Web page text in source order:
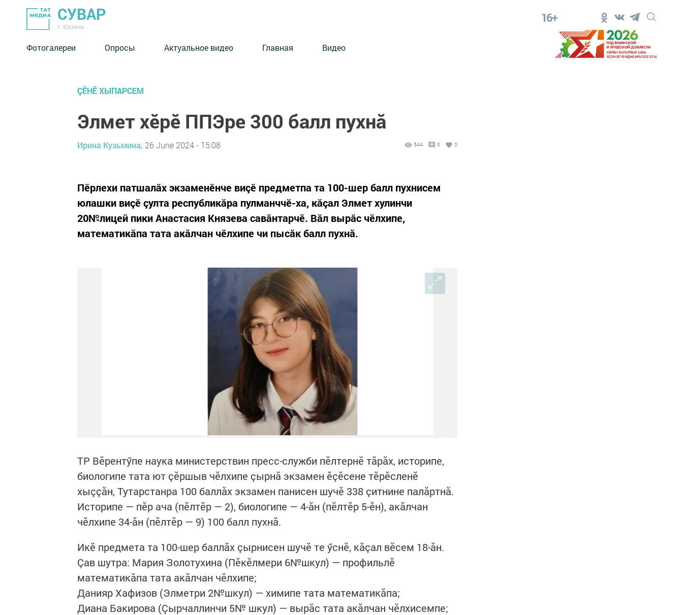
СУВАР
г. Казань
16+
Фотогалереи Опросы Актуальное видео Главная Видео
ÇӖНӖ ХЫПАРСЕМ
Элмет хӗрӗ ППЭре 300 балл пухнă
Ирина Кузьмина, 26 June 2024 - 15:08 544 0 0
Пӗрлехи патшалăх экзаменӗнче виçӗ предметпа та 100-шер балл пухнисем
юлашки виçӗ çулта республикăра пулманччӗ-ха, кăçал Элмет хулинчи
20№лицей пики Анастасия Князева савăнтарчӗ. Вăл вырăс чӗлхипе,
математикăпа тата акăлчан чӗлхипе чи пысăк балл пухнă.
ТР Вӗрентӳпе наука министерствин пресс-служби пӗлтернӗ тăрăх, историпе,
биологипе тата ют çӗршыв чӗлхипе çырнă экзамен ӗçӗсене тӗрӗсленӗ
хыççăн, Тутарстанра 100 баллăх экзамен панисен шучӗ 338 çитнине палăртнă.
Историпе — пӗр ача (пӗлтӗр — 2), биологипе — 4-ăн (пӗлтӗр 5-ӗн), акăлчан
чӗлхипе 34-ăн (пӗлтӗр — 9) 100 балл пухнă.
Икӗ предмета та 100-шер баллăх çырнисен шучӗ те ӳснӗ, кăçал вӗсем 18-ăн.
Çав шутра: Мария Золотухина (Пӗкӗлмери 6№шкул) — профильлӗ
математикăпа тата акăлчан чӗлхипе;
Данияр Хафизов (Элметри 2№шкул) — химипе тата математикăпа;
Диана Бакирова (Çырчаллинчи 5№ шкул) — вырăс тата акăлчан чӗлхисемпе;